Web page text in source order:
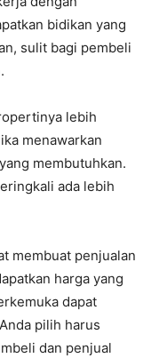
bidikan yang
sulit bagi pembeli
lebih
menawarkan
membutuhkan.
ada lebih
membuat penjualan
harga yang
dapat
pilih harus
dan penjual